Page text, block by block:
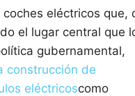
eléctricos que,
el lugar central que
gubernamental,
construcción de
eléctricoscomo